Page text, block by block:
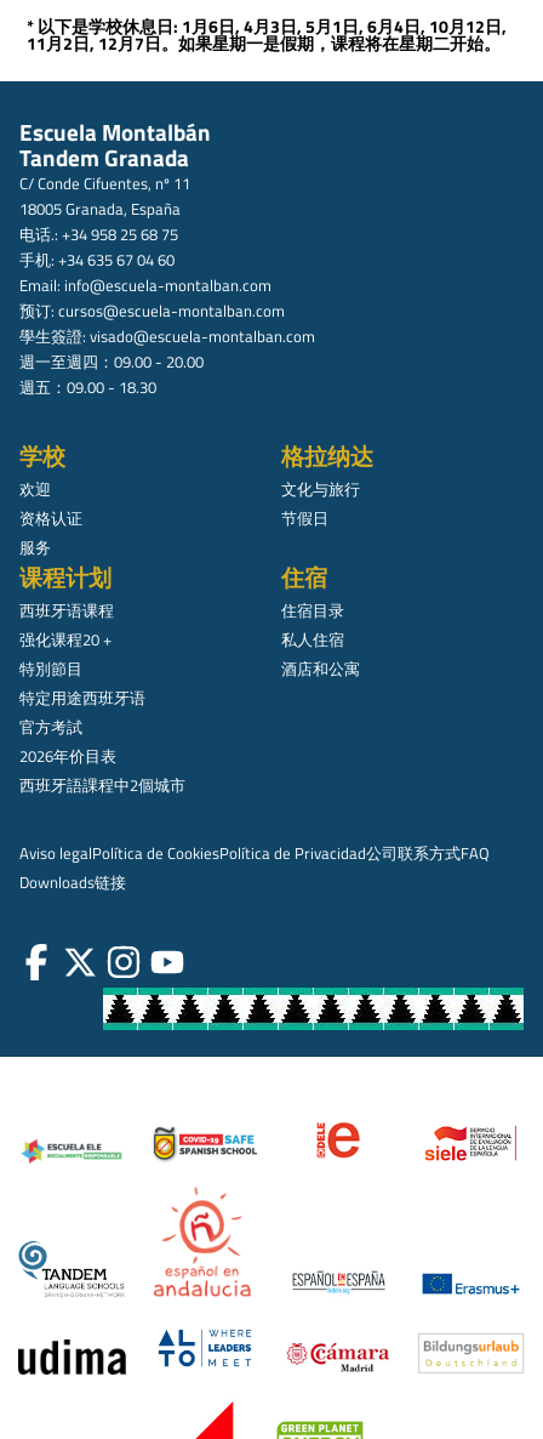
* 以下是学校休息日: 1月6日, 4月3日, 5月1日, 6月4日, 10月12日,
11月2日, 12月7日。如果星期一是假期，课程将在星期二开始。
Escuela Montalbán
Tandem Granada
C/ Conde Cifuentes, nº 11
18005 Granada, España
电话.: +34 958 25 68 75
手机: +34 635 67 04 60
Email: info@escuela-montalban.com
预订: cursos@escuela-montalban.com
學生簽證: visado@escuela-montalban.com
週一至週四：09.00 - 20.00
週五：09.00 - 18.30
学校
欢迎
资格认证
服务
格拉纳达
文化与旅行
节假日
课程计划
西班牙语课程
强化课程20 +
特別節目
特定用途西班牙语
官方考試
2026年价目表
西班牙語課程中2個城市
住宿
住宿目录
私人住宿
酒店和公寓
Aviso legalPolítica de CookiesPolítica de Privacidad公司联系方式FAQ
Downloads链接